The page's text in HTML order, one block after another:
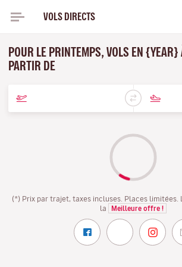
VOLS DIRECTS
POUR LE PRINTEMPS, VOLS EN {YEAR}
PARTIR DE
(*) Prix par trajet, taxes incluses. Places limitées.
la
Meilleure offre !